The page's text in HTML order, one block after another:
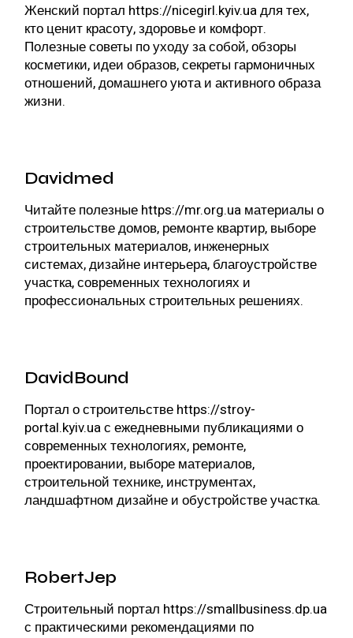
Женский портал https://nicegirl.kyiv.uaдля тех,
кто ценит красоту, здоровье и комфорт.
Полезные советы по уходу за собой, обзоры
косметики, идеи образов, секреты гармоничных
отношений, домашнего уюта и активного образа
жизни.
Davidmed
Читайте полезные https://mr.org.ua материалы о
строительстве домов, ремонте квартир, выборе
строительных материалов, инженерных
системах, дизайне интерьера, благоустройстве
участка, современных технологиях и
профессиональных строительных решениях.
DavidBound
Портал о строительстве https://stroy-
portal.kyiv.uaс ежедневными публикациями о
современных технологиях, ремонте,
проектировании, выборе материалов,
строительной технике, инструментах,
ландшафтном дизайне и обустройстве участка.
RobertJep
Строительный портал https://smallbusiness.dp.ua
с практическими рекомендациями по